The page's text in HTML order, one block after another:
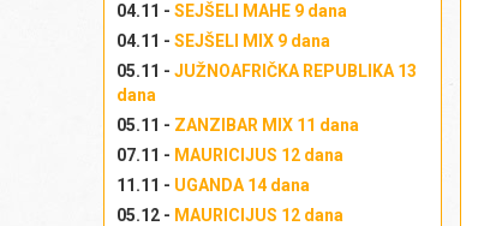
04.11 - SEJŠELI MAHE 9 dana
04.11 - SEJŠELI MIX 9 dana
05.11 - JUŽNOAFRIČKA REPUBLIKA 13
dana
05.11 - ZANZIBAR MIX 11 dana
07.11 - MAURICIJUS 12 dana
11.11 - UGANDA 14 dana
05.12 - MAURICIJUS 12 dana